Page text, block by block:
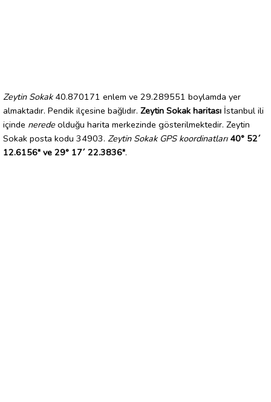
Zeytin Sokak40.870171 enlem ve 29.289551 boylamda yer
almaktadır. Pendik ilçesine bağlıdır. Zeytin Sokak haritası İstanbul ili
içinde nerede olduğu harita merkezinde gösterilmektedir. Zeytin
Sokak posta kodu 34903. Zeytin Sokak GPS koordinatları 40° 52´
12.6156" ve 29° 17´ 22.3836".